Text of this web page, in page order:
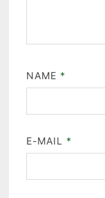
NAME *
E-MAIL *